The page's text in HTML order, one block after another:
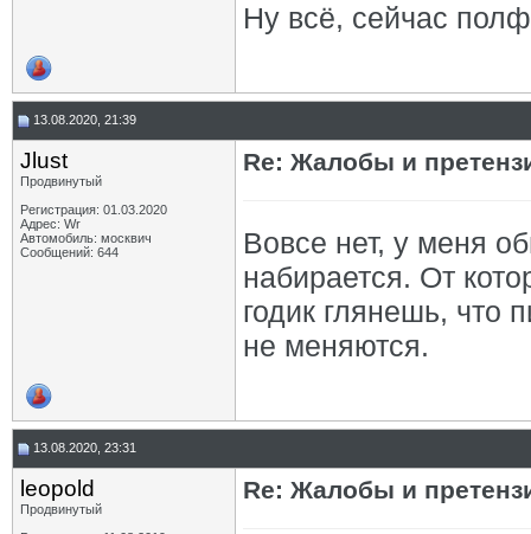
Ну всё, сейчас
13.08.2020, 21:39
Jlust
Продвинутый
Регистрация: 01.03.2020
Адрес: Wr
Автомобиль: москвич
Сообщений: 644
Re: Жалобы и
Вовсе нет, у меня
набирается. От
годик глянешь, что
не меняются.
13.08.2020, 23:31
leopold
Продвинутый
Re: Жалобы и